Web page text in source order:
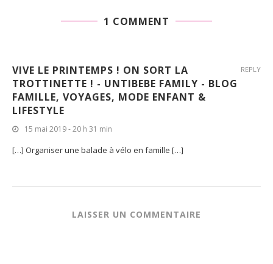
1 COMMENT
VIVE LE PRINTEMPS ! ON SORT LA
TROTTINETTE ! - UNTIBEBE FAMILY - BLOG
FAMILLE, VOYAGES, MODE ENFANT &
LIFESTYLE
15 mai 2019 - 20 h 31 min
[…] Organiser une balade à vélo en famille […]
REPLY
LAISSER UN COMMENTAIRE